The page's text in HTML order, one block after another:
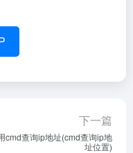
下一篇
cmd查询ip地址(cmd查询ip地
址位置)